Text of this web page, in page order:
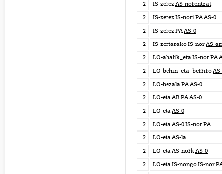
2
IS-zerez AS-norentzat
2
IS-zerez IS-nori PAAS-0
2
IS-zerez PAAS-0
2
IS-zertarako IS-norAS-
2
LO-ahalik_eta IS-nor PA
2
LO-behin_eta_berriro
2
LO-bezala PAAS-0
2
LO-eta AB PAAS-0
2
LO-etaAS-0
2
LO-etaAS-0IS-nor PA
2
LO-etaAS-la
2
LO-eta AS-norkAS-0
2
LO-eta IS-nongo IS-nor